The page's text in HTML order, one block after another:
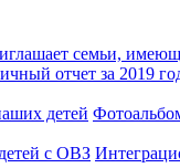
семьи,
отчет за 2019
детей
с ОВЗ